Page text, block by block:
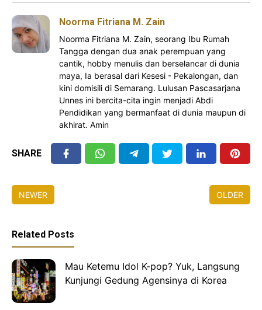
Noorma Fitriana M. Zain
Noorma Fitriana M. Zain, seorang Ibu Rumah
Tangga dengan dua anak perempuan yang
cantik, hobby menulis dan berselancar di dunia
maya, Ia berasal dari Kesesi - Pekalongan, dan
kini domisili di Semarang. Lulusan Pascasarjana
Unnes ini bercita-cita ingin menjadi Abdi
Pendidikan yang bermanfaat di dunia maupun di
akhirat. Amin
SHARE
NEWER OLDER
Related Posts
Mau Ketemu Idol K-pop? Yuk, Langsung
Kunjungi Gedung Agensinya di Korea